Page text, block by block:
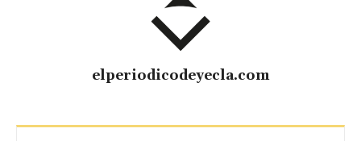
elperiodicodeyecla.com